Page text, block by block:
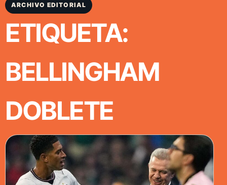
ARCHIVO EDITORIAL
ETIQUETA:
BELLINGHAM
DOBLETE